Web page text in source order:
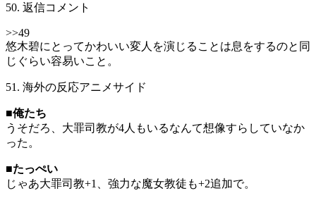
50. 返信コメント
>>49
悠木碧にとってかわいい変人を演じることは息をするのと同
じぐらい容易いこと。
51. 海外の反応アニメサイド
■俺たち
うそだろ、大罪司教が4人もいるなんて想像すらしていなか
った。
■たっぺい
じゃあ大罪司教+1、強力な魔女教徒も+2追加で。